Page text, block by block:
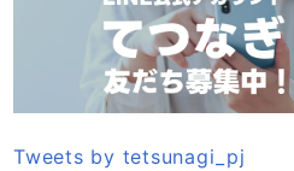
Tweets by tetsunagi_pj